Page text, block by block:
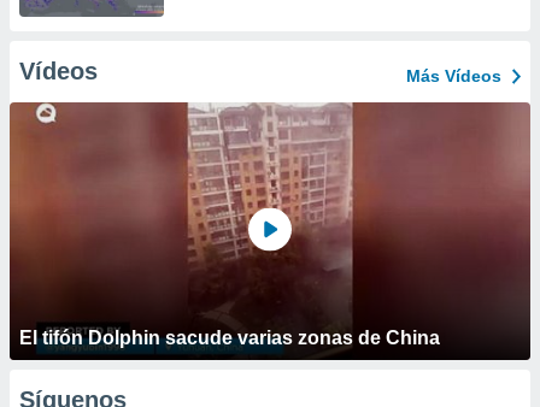
Vídeos Más Vídeos
El tifón Dolphin sacude varias zonas de China
Síguenos